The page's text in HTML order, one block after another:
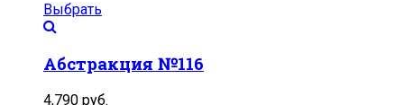
Выбрать
Абстракция №116
4,790 руб.